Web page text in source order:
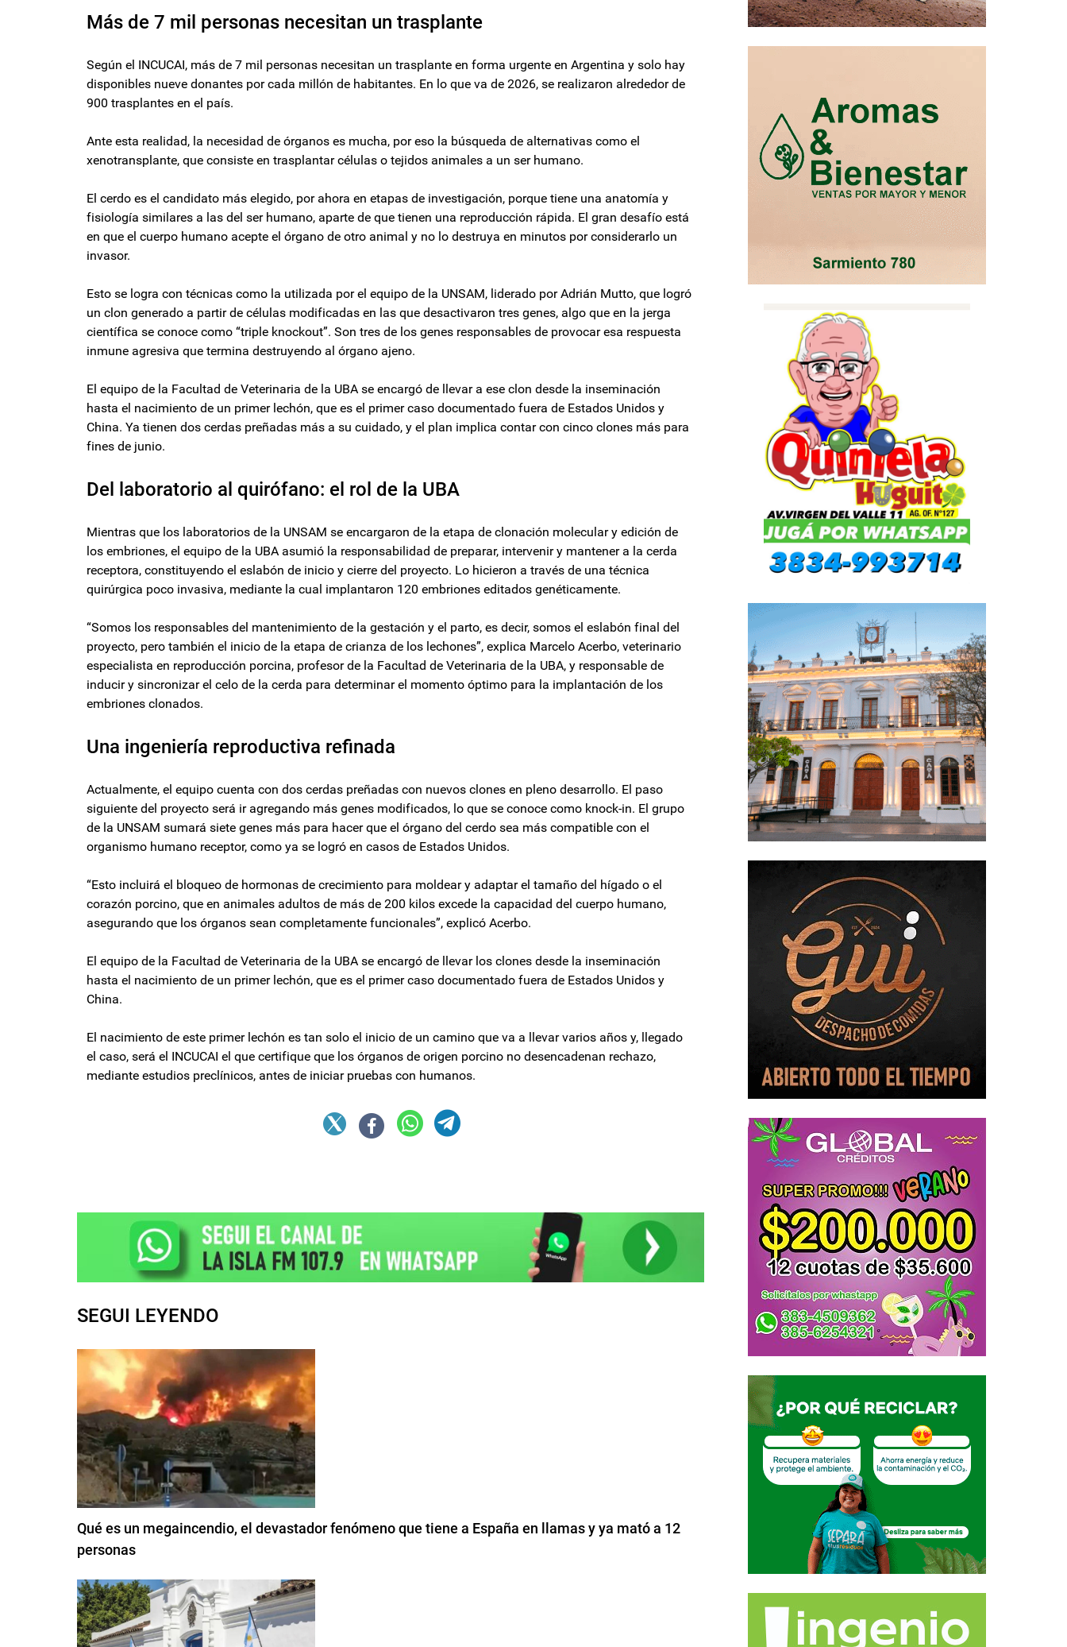
Más de 7 mil personas necesitan un trasplante
Según el INCUCAI, más de 7 mil personas necesitan un trasplante en forma urgente en Argentina y solo hay
disponibles nueve donantes por cada millón de habitantes. En lo que va de 2026, se realizaron alrededor de
900 trasplantes en el país.
Ante esta realidad, la necesidad de órganos es mucha, por eso la búsqueda de alternativas como el
xenotransplante, que consiste en trasplantar células o tejidos animales a un ser humano.
El cerdo es el candidato más elegido, por ahora en etapas de investigación, porque tiene una anatomía y
fisiología similares a las del ser humano, aparte de que tienen una reproducción rápida. El gran desafío está
en que el cuerpo humano acepte el órgano de otro animal y no lo destruya en minutos por considerarlo un
invasor.
Esto se logra con técnicas como la utilizada por el equipo de la UNSAM, liderado por Adrián Mutto, que logró
un clon generado a partir de células modificadas en las que desactivaron tres genes, algo que en la jerga
científica se conoce como “triple knockout”. Son tres de los genes responsables de provocar esa respuesta
inmune agresiva que termina destruyendo al órgano ajeno.
El equipo de la Facultad de Veterinaria de la UBA se encargó de llevar a ese clon desde la inseminación
hasta el nacimiento de un primer lechón, que es el primer caso documentado fuera de Estados Unidos y
China. Ya tienen dos cerdas preñadas más a su cuidado, y el plan implica contar con cinco clones más para
fines de junio.
Del laboratorio al quirófano: el rol de la UBA
Mientras que los laboratorios de la UNSAM se encargaron de la etapa de clonación molecular y edición de
los embriones, el equipo de la UBA asumió la responsabilidad de preparar, intervenir y mantener a la cerda
receptora, constituyendo el eslabón de inicio y cierre del proyecto. Lo hicieron a través de una técnica
quirúrgica poco invasiva, mediante la cual implantaron 120 embriones editados genéticamente.
“Somos los responsables del mantenimiento de la gestación y el parto, es decir, somos el eslabón final del
proyecto, pero también el inicio de la etapa de crianza de los lechones”, explica Marcelo Acerbo, veterinario
especialista en reproducción porcina, profesor de la Facultad de Veterinaria de la UBA, y responsable de
inducir y sincronizar el celo de la cerda para determinar el momento óptimo para la implantación de los
embriones clonados.
Una ingeniería reproductiva refinada
Actualmente, el equipo cuenta con dos cerdas preñadas con nuevos clones en pleno desarrollo. El paso
siguiente del proyecto será ir agregando más genes modificados, lo que se conoce como knock-in. El grupo
de la UNSAM sumará siete genes más para hacer que el órgano del cerdo sea más compatible con el
organismo humano receptor, como ya se logró en casos de Estados Unidos.
“Esto incluirá el bloqueo de hormonas de crecimiento para moldear y adaptar el tamaño del hígado o el
corazón porcino, que en animales adultos de más de 200 kilos excede la capacidad del cuerpo humano,
asegurando que los órganos sean completamente funcionales”, explicó Acerbo.
El equipo de la Facultad de Veterinaria de la UBA se encargó de llevar los clones desde la inseminación
hasta el nacimiento de un primer lechón, que es el primer caso documentado fuera de Estados Unidos y
China.
El nacimiento de este primer lechón es tan solo el inicio de un camino que va a llevar varios años y, llegado
el caso, será el INCUCAI el que certifique que los órganos de origen porcino no desencadenan rechazo,
mediante estudios preclínicos, antes de iniciar pruebas con humanos.
SEGUI LEYENDO
Qué es un megaincendio, el devastador fenómeno que tiene a España en llamas y ya mató a 12
personas